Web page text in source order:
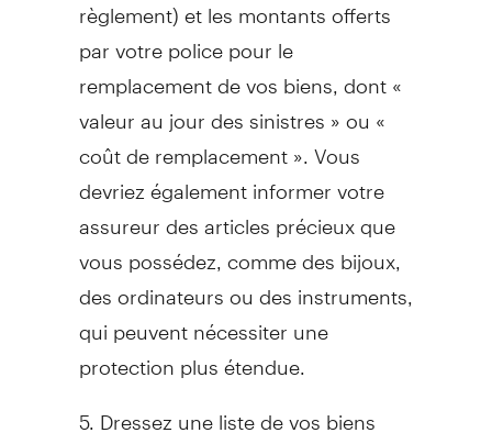
par votre police pour le
remplacement de vos biens, dont «
valeur au jour des sinistres » ou «
coût de remplacement ». Vous
devriez également informer votre
assureur des articles précieux que
vous possédez, comme des bijoux,
des ordinateurs ou des instruments,
qui peuvent nécessiter une
protection plus étendue.
5. Dressez une liste de vos biens